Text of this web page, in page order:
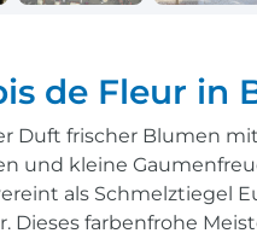
de Fleur in
Duft frischer Blumen
und kleine
als Schmelztiegel
Dieses farbenfrohe